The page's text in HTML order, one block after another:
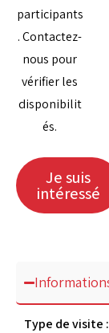
participants
. Contactez-
nous pour
vérifier les
disponibilit
és.
Je suis
intéressé
Type de visite :